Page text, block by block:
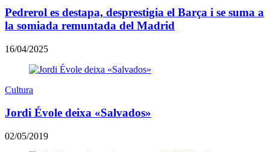
Pedrerol es destapa, desprestigia el Barça i se suma a
la somiada remuntada del Madrid
16/04/2025
Cultura
Jordi Évole deixa «Salvados»
02/05/2019